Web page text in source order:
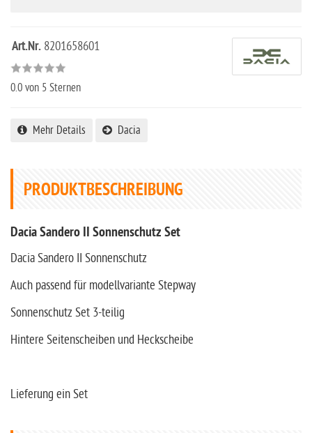
Art.Nr. 8201658601
0.0 von 5 Sternen
Mehr Details Dacia
PRODUKTBESCHREIBUNG
Dacia Sandero II Sonnenschutz Set
Dacia Sandero II Sonnenschutz
Auch passend für modellvariante Stepway
Sonnenschutz Set 3-teilig
Hintere Seitenscheiben und Heckscheibe
Lieferung ein Set